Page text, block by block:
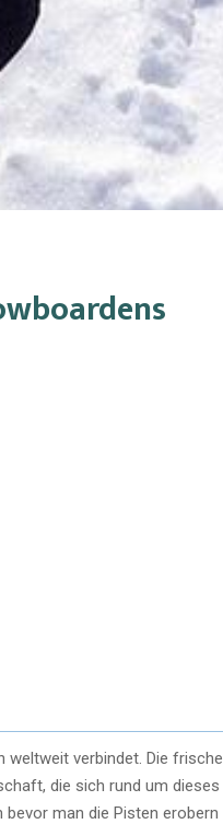
weltweit verbindet. Die frische
die sich rund um dieses
bevor man die Pisten erobern